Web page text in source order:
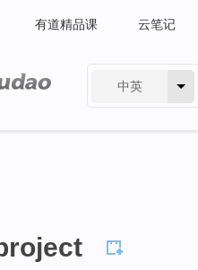
有道精品课 云笔记
中英